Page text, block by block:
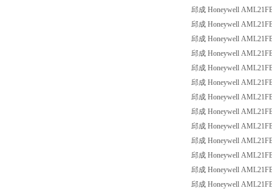
邱成 Honeywell
邱成 Honeywell
邱成 Honeywell
邱成 Honeywell
邱成 Honeywell
邱成 Honeywell
邱成 Honeywell
邱成 Honeywell
邱成 Honeywell
邱成 Honeywell
邱成 Honeywell
邱成 Honeywell
邱成 Honeywell